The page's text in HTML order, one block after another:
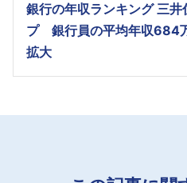
銀行の年収ランキング 三
プ 銀行員の平均年収684
拡大